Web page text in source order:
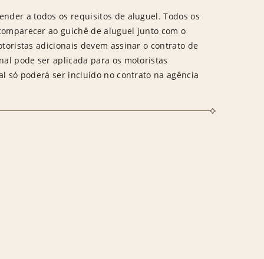
a todos os requisitos de aluguel. Todos os
ao guichê de aluguel junto com o
adicionais devem assinar o contrato de
pode ser aplicada para os motoristas
só poderá ser incluído no contrato na agência